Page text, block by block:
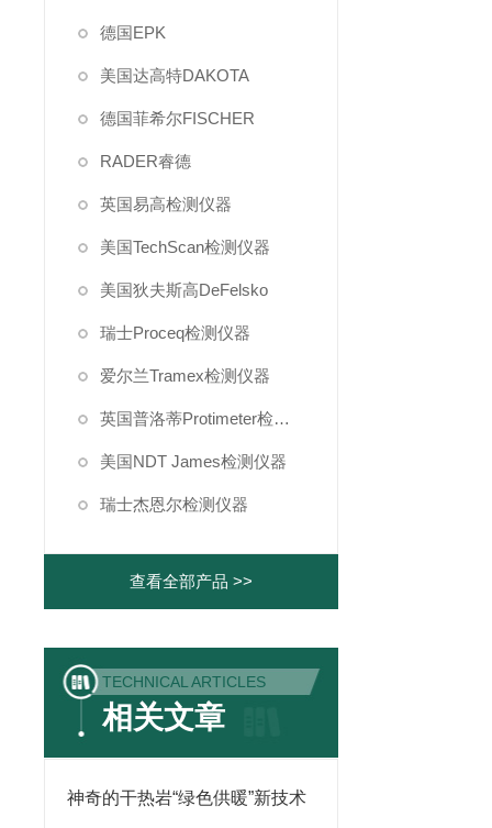
德国EPK
美国达高特DAKOTA
德国菲希尔FISCHER
RADER睿德
英国易高检测仪器
美国TechScan检测仪器
美国狄夫斯高DeFelsko
瑞士Proceq检测仪器
爱尔兰Tramex检测仪器
英国普洛蒂Protimeter检测仪器
美国NDT James检测仪器
瑞士杰恩尔检测仪器
查看全部产品 >>
TECHNICAL ARTICLES
相关文章
神奇的干热岩“绿色供暖”新技术